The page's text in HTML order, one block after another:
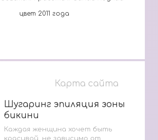
цвет 2011 года
Карта сайта
Шугаринг эпиляция зоны
бикини
Шугаринг эпиляция зоны
бикини
Каждая женщина хочет быть
красивой, не зависимо от